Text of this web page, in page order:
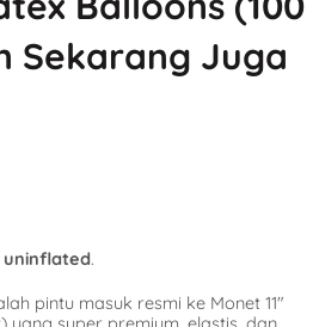
Mickey Mouse
Minnie Mouse
Spiderman
LOL Surprise
Magic Unicorn
Pokemon
Outer Space
Pool Party
Tropical
Sekarang Juga
uninflated.
pintu masuk resmi ke Monet 11″